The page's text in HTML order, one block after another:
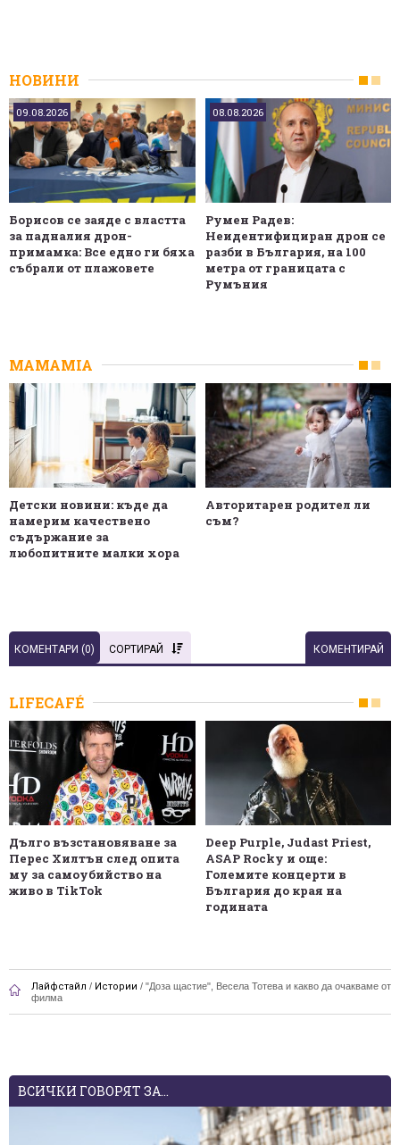
НОВИНИ
09.08.2026
Борисов се заяде с властта
за падналия дрон-
примамка: Все едно ги бяха
събрали от плажовете
08.08.2026
Румен Радев:
Неидентифициран дрон се
разби в България, на 100
метра от границата с
Румъния
MAMAMIA
Детски новини: къде да
намерим качествено
съдържание за
любопитните малки хора
Авторитарен родител ли
съм?
КОМЕНТАРИ (0) СОРТИРАЙ КОМЕНТИРАЙ
LIFECAFÉ
Дълго възстановяване за
Перес Хилтън след опита
му за самоубийство на
живо в TikTok
Deep Purple, Judast Priest,
ASAP Rocky и още:
Големите концерти в
България до края на
годината
Лайфстайл / Истории / "Доза щастие", Весела Тотева и какво да очакваме от
филма
ВСИЧКИ ГОВОРЯТ ЗА...